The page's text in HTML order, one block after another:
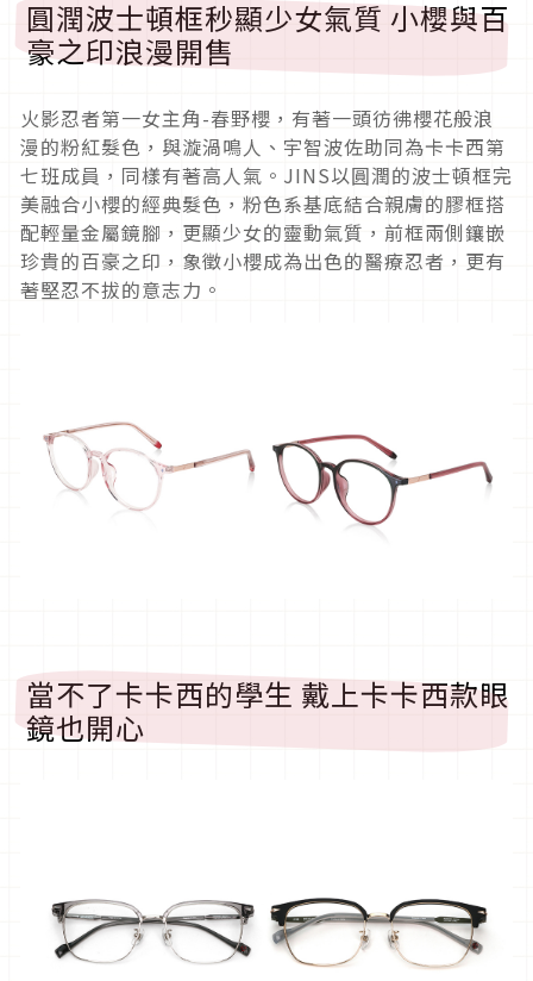
圓潤波士頓框秒顯少女氣質 小櫻與百
豪之印浪漫開售
火影忍者第一女主角-春野櫻， 有著一頭彷彿櫻花般浪
漫的粉紅髮色，與漩渦鳴人、宇智波佐助同為卡卡西第
七班成員，同樣有著高人氣。 JINS以圓潤的波士頓框完
美融合小櫻的經典髮色， 粉色系基底結合親膚的膠框搭
配輕量金屬鏡腳， 更顯少女的靈動氣質，前框兩側鑲嵌
珍貴的百豪之印， 象徵小櫻成為出色的醫療忍者，更有
著堅忍不拔的意志力。
當不了卡卡西的學生 戴上卡卡西款眼
鏡也開心